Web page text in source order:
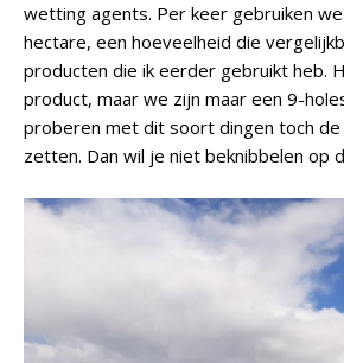
wetting agents. Per keer gebruiken
hectare, een hoeveelheid die
producten die ik eerder gebruikt heb.
product, maar we zijn maar een 9-
proberen met dit soort dingen toch
zetten. Dan wil je niet beknibbelen op